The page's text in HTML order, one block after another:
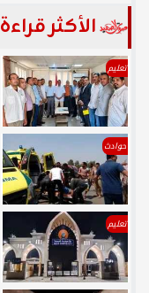
الأكثر قراءة
تعليم
حوادث
تعليم